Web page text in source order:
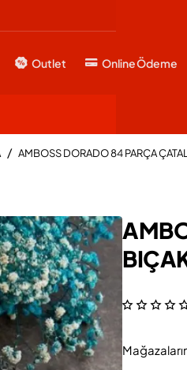
Outlet Online Ödeme
AMBOSS DORADO 84 PARÇA